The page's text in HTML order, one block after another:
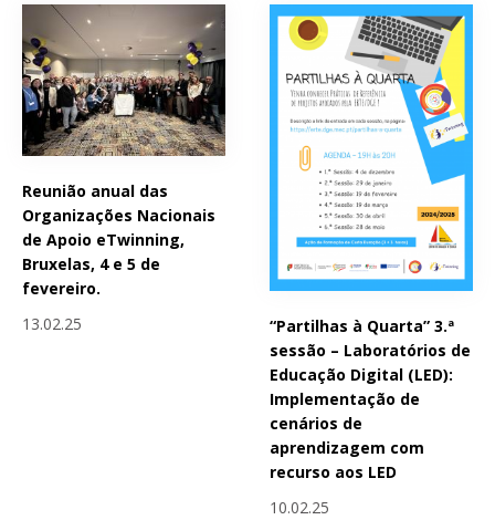
Reunião anual das
Organizações Nacionais
de Apoio eTwinning,
Bruxelas, 4 e 5 de
fevereiro.
13.02.25
“Partilhas à Quarta” 3.ª
sessão – Laboratórios de
Educação Digital (LED):
Implementação de
cenários de
aprendizagem com
recurso aos LED
10.02.25